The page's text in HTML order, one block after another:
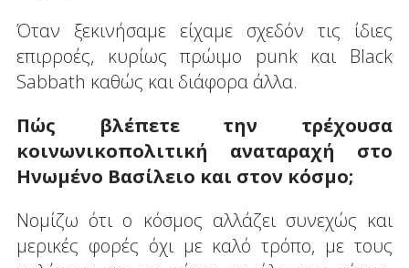
Όταν ξεκινήσαμε είχαμε σχεδόν τις ίδιες
επιρροές, κυρίως πρώιμο punk και Black
Sabbath καθώς και διάφορα άλλα.
Πώς βλέπετε την τρέχουσα
κοινωνικοπολιτική αναταραχή στο
Ηνωμένο Βασίλειο και στον κόσμο;
Νομίζω ότι ο κόσμος αλλάζει συνεχώς και
μερικές φορές όχι με καλό τρόπο, με τους